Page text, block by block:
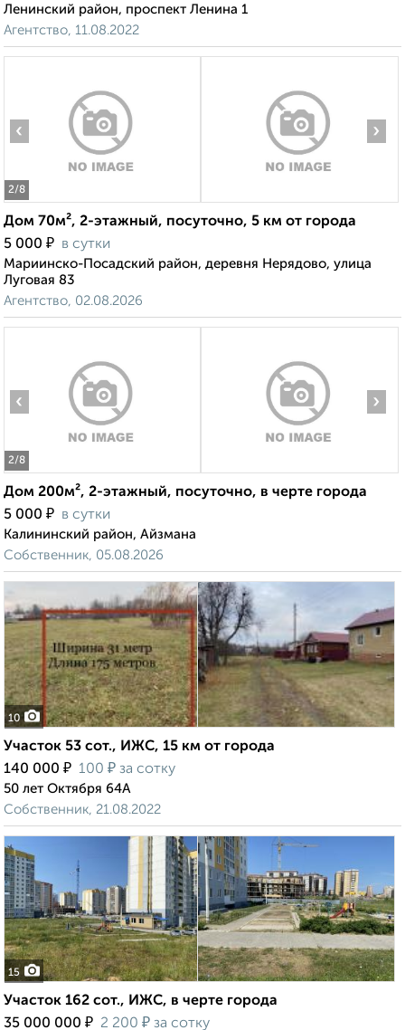
Ленинский район, проспект Ленина 1
Агентство, 11.08.2022
2/8
‹ ›
Дом 70м², 2-этажный, посуточно, 5 км от города
5 000 ₽ в сутки
Мариинско-Посадский район, деревня Нерядово, улица
Луговая 83
Агентство, 02.08.2026
2/8
‹ ›
Дом 200м², 2-этажный, посуточно, в черте города
5 000 ₽ в сутки
Калининский район, Айзмана
Собственник, 05.08.2026
10
Участок 53 сот., ИЖС, 15 км от города
140 000 ₽ 100 ₽ за сотку
50 лет Октября 64А
Собственник, 21.08.2022
15
Участок 162 сот., ИЖС, в черте города
35 000 000 ₽ 2 200 ₽ за сотку